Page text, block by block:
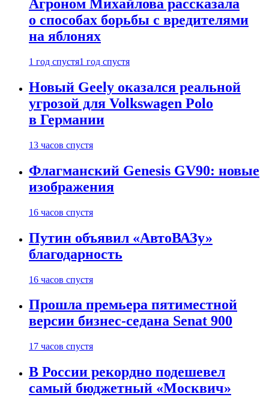
Агроном Михайлова рассказала
о способах борьбы с вредителями
на яблонях
1 год спустя1 год спустя
Новый Geely оказался реальной
угрозой для Volkswagen Polo
в Германии
13 часов спустя
Флагманский Genesis GV90: новые
изображения
16 часов спустя
Путин объявил «АвтоВАЗу»
благодарность
16 часов спустя
Прошла премьера пятиместной
версии бизнес-седана Senat 900
17 часов спустя
В России рекордно подешевел
самый бюджетный «Москвич»